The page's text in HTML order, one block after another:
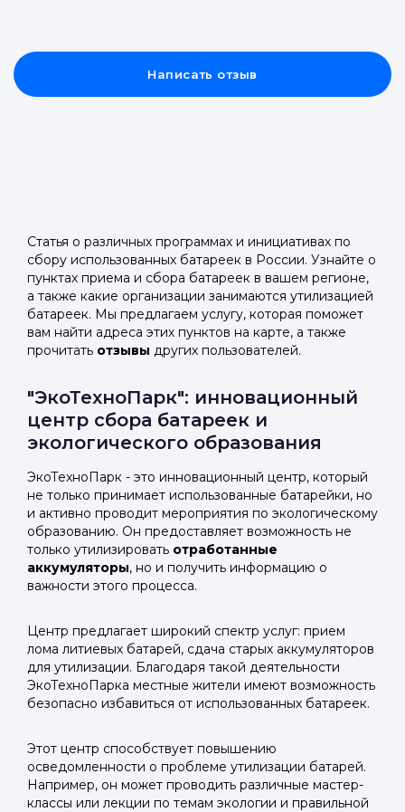
Написать отзыв
Статья о различных программах и инициативах по
сбору использованных батареек в России. Узнайте о
пунктах приема и сбора батареек в вашем регионе,
а также какие организации занимаются утилизацией
батареек. Мы предлагаем услугу, которая поможет
вам найти адреса этих пунктов на карте, а также
прочитать отзывы других пользователей.
"ЭкоТехноПарк": инновационный
центр сбора батареек и
экологического образования
ЭкоТехноПарк - это инновационный центр, который
не только принимает использованные батарейки, но
и активно проводит мероприятия по экологическому
образованию. Он предоставляет возможность не
только утилизировать отработанные
аккумуляторы, но и получить информацию о
важности этого процесса.
Центр предлагает широкий спектр услуг: прием
лома литиевых батарей, сдача старых аккумуляторов
для утилизации. Благодаря такой деятельности
ЭкоТехноПарка местные жители имеют возможность
безопасно избавиться от использованных батареек.
Этот центр способствует повышению
осведомленности о проблеме утилизации батарей.
Например, он может проводить различные мастер-
классы или лекции по темам экологии и правильной